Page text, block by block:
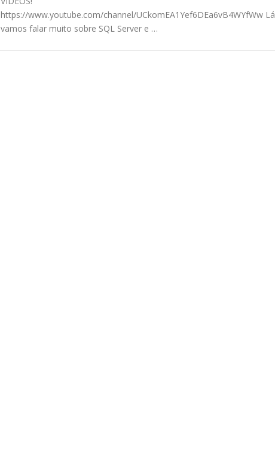
https://www.youtube.com/channel/UCkomEA1Yef6DEa6vB4WYfWw Lá
vamos falar muito sobre SQL Server e …